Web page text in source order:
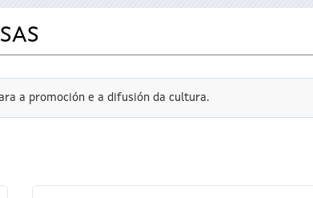
a promoción e a difusión da cultura.